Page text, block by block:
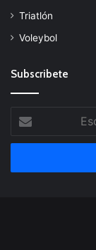
Triatlón
Voleybol
Subscribete
tu
correo